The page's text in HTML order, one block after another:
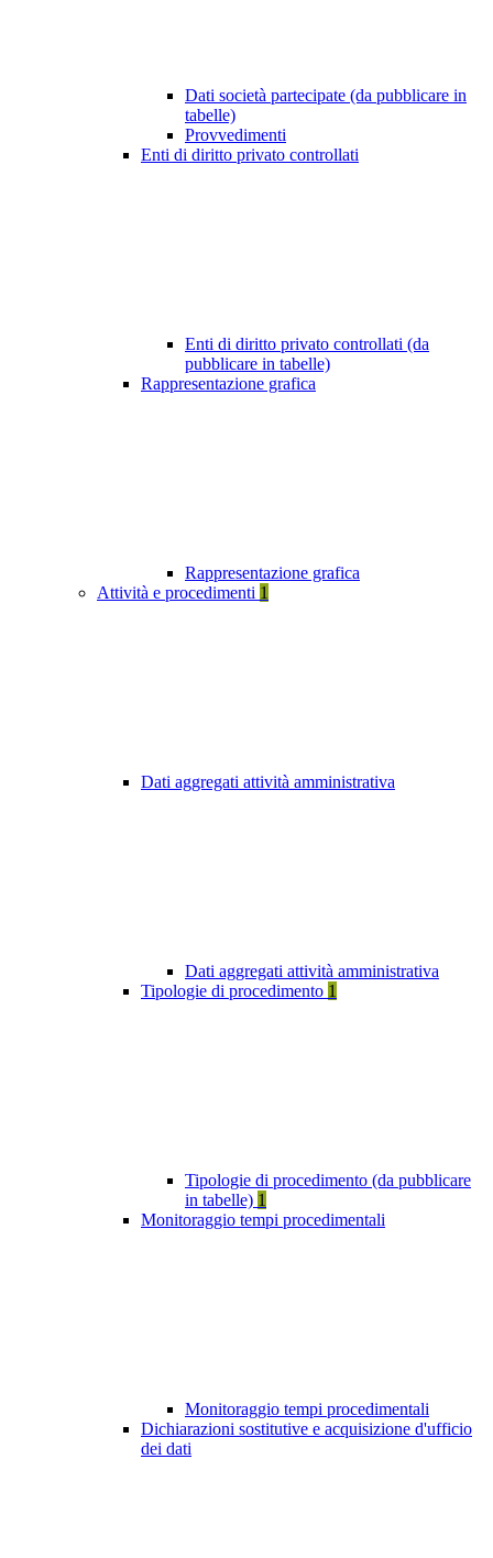
Dati società partecipate (da pubblicare in
tabelle)
Provvedimenti
Enti di diritto privato controllati
Enti di diritto privato controllati (da
pubblicare in tabelle)
Rappresentazione grafica
Rappresentazione grafica
Attività e procedimenti 1
Dati aggregati attività amministrativa
Dati aggregati attività amministrativa
Tipologie di procedimento 1
Tipologie di procedimento (da pubblicare
in tabelle) 1
Monitoraggio tempi procedimentali
Monitoraggio tempi procedimentali
Dichiarazioni sostitutive e acquisizione d'ufficio
dei dati